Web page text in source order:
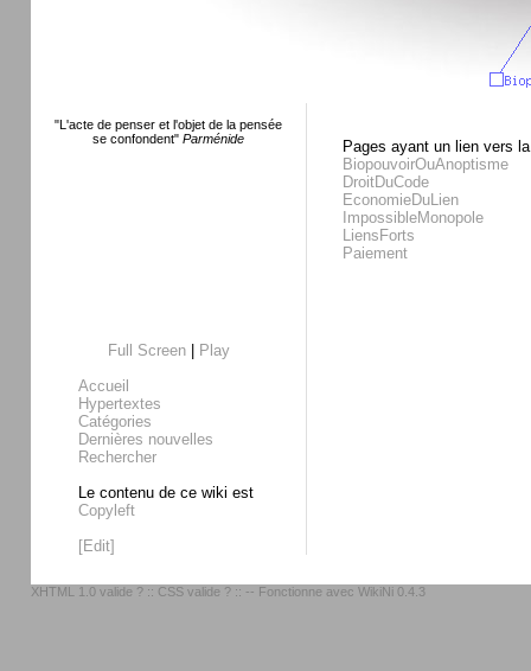
"L'acte de penser et l'objet de la pensée
se confondent" Parménide
Full Screen|
Play
Accueil
Hypertextes
Catégories
Dernières nouvelles
Rechercher
Le contenu de ce wiki est
Copyleft
[Edit]
Pages ayant un lien vers
BiopouvoirOuAnoptisme
DroitDuCode
EconomieDuLien
ImpossibleMonopole
LiensForts
Paiement
XHTML 1.0 valide ? :: CSS valide ? :: -- Fonctionne avec WikiNi 0.4.3